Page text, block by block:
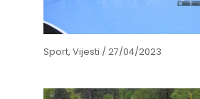
Sport,Vijesti /27/04/2023